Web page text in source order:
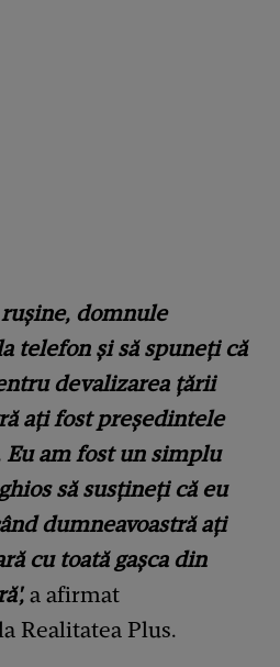
domnule
telefon și să spuneți că
devalizarea țării
ați fost președintele
Eu am fost un simplu
să susțineți că eu
dumneavoastră ați
cu toată gașca din
a afirmat
Realitatea Plus.